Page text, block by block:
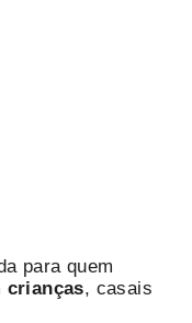
para quem
crianças, casais